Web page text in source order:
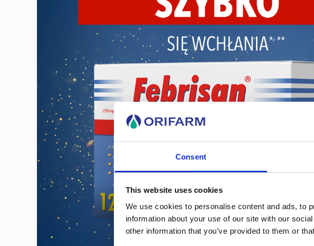
Consent
This website uses cookies
We use cookies to personalise content and ads, to
information about your use of our site with our
other information that you’ve provided to them or